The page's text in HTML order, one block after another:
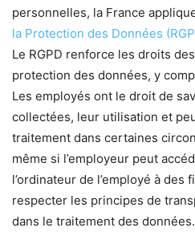
personnelles, la France
la Protection des Données
Le RGPD renforce les droits
protection des données, y
Les employés ont le droit de
collectées, leur utilisation et
traitement dans certaines
même si l’employeur peut
l’ordinateur de l’employé à
respecter les principes de
dans le traitement des données.